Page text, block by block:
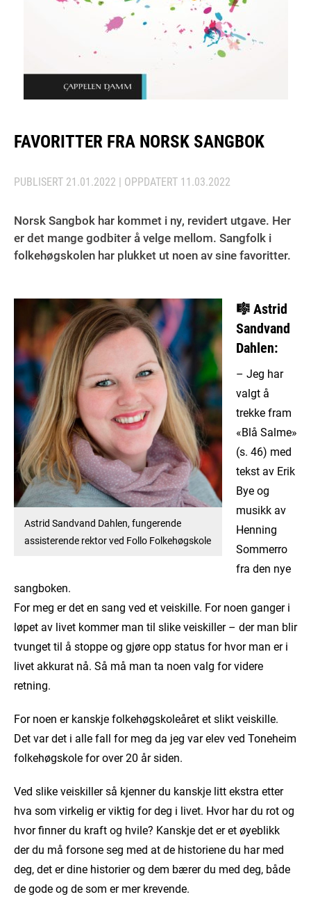
FAVORITTER FRA NORSK SANGBOK
PUBLISERT 21.01.2022 | OPPDATERT 11.03.2022
Norsk Sangbok har kommet i ny, revidert utgave. Her
er det mange godbiter å velge mellom. Sangfolk i
folkehøgskolen har plukket ut noen av sine favoritter.
Astrid Sandvand Dahlen, fungerende
assisterende rektor ved Follo Folkehøgskole
🎼Astrid
Sandvand
Dahlen:
– Jeg har
valgt å
trekke fram
«Blå Salme»
(s. 46) med
tekst av Erik
Bye og
musikk av
Henning
Sommerro
fra den nye
sangboken.
For meg er det en sang ved et veiskille. For noen ganger i
løpet av livet kommer man til slike veiskiller – der man blir
tvunget til å stoppe og gjøre opp status for hvor man er i
livet akkurat nå. Så må man ta noen valg for videre
retning.
For noen er kanskje folkehøgskoleåret et slikt veiskille.
Det var det i alle fall for meg da jeg var elev ved Toneheim
folkehøgskole for over 20 år siden.
Ved slike veiskiller så kjenner du kanskje litt ekstra etter
hva som virkelig er viktig for deg i livet. Hvor har du rot og
hvor finner du kraft og hvile? Kanskje det er et øyeblikk
der du må forsone seg med at de historiene du har med
deg, det er dine historier og dem bærer du med deg, både
de gode og de som er mer krevende.